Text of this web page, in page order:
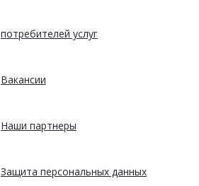
потребителей услуг
Вакансии
Наши партнеры
Защита персональных данных